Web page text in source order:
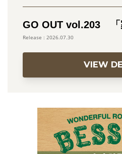
GO OUT vol.203 「
2026.07.30
VIEW